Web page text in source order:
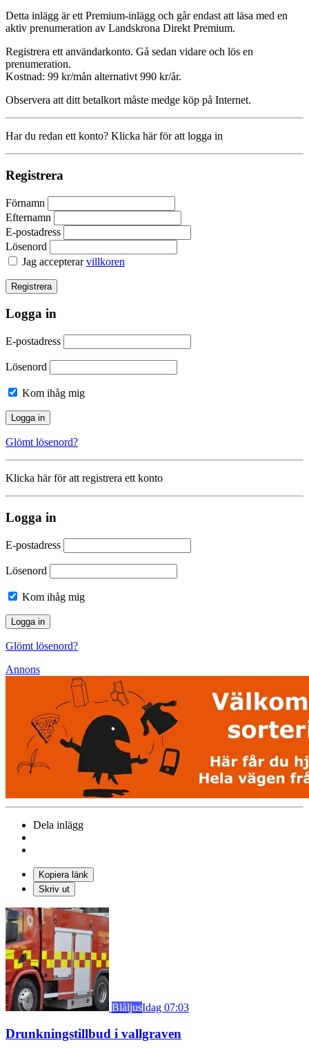
Detta inlägg är ett Premium-inlägg och går endast att läsa med en
aktiv prenumeration av Landskrona Direkt Premium.
Registrera ett användarkonto. Gå sedan vidare och lös en
prenumeration.
Kostnad: 99 kr/mån alternativt 990 kr/år.
Observera att ditt betalkort måste medge köp på Internet.
Har du redan ett konto? Klicka här för att logga in
Registrera
Förnamn
Efternamn
E-postadress
Lösenord
Jag accepterarvillkoren
Logga in
E-postadress
Lösenord
Kom ihåg mig
Glömt lösenord?
Klicka här för att registrera ett konto
Logga in
E-postadress
Lösenord
Kom ihåg mig
Glömt lösenord?
Annons
Dela inlägg
Kopiera länk
Skriv ut
BlåljusIdag 07:03
Drunkningstillbud i vallgraven